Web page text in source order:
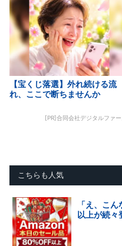
【宝くじ落選】外れ続ける流
れ、ここで断ちませんか
[PR]合同会社デジタルファー
こちらも人気
「え、こ
以上が続